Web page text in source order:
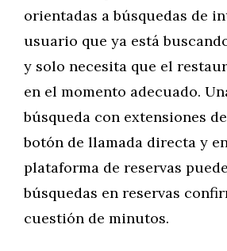
orientadas a búsquedas de
usuario que ya está
y solo necesita que el
en el momento adecuado.
búsqueda con extensiones
botón de llamada directa y
plataforma de reservas
búsquedas en reservas
cuestión de minutos.